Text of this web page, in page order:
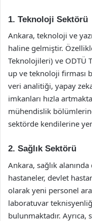
1. Teknoloji Sektörü
Ankara, teknoloji ve
haline gelmiştir.
Teknolojileri) ve ODTÜ
up ve teknoloji firması
veri analitiği, yapay
imkanları hızla
mühendislik
sektörde kendilerine
2. Sağlık Sektörü
Ankara, sağlık
hastaneler, devlet
olarak yeni personel
laboratuvar
bulunmaktadır. Ayrıca,